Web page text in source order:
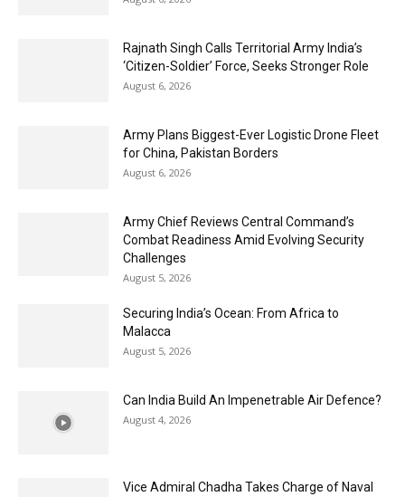
Rajnath Singh Calls Territorial Army India’s
‘Citizen-Soldier’ Force, Seeks Stronger Role
August 6, 2026
Army Plans Biggest-Ever Logistic Drone Fleet
for China, Pakistan Borders
August 6, 2026
Army Chief Reviews Central Command’s
Combat Readiness Amid Evolving Security
Challenges
August 5, 2026
Securing India’s Ocean: From Africa to
Malacca
August 5, 2026
Can India Build An Impenetrable Air Defence?
August 4, 2026
Vice Admiral Chadha Takes Charge of Naval